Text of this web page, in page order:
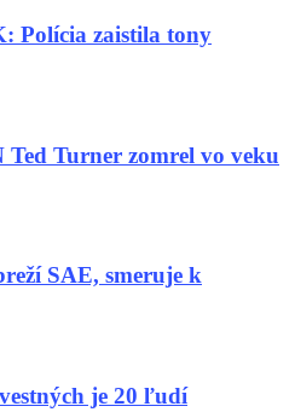
Polícia zaistila tony
Turner zomrel vo veku
SAE, smeruje k
je 20 ľudí